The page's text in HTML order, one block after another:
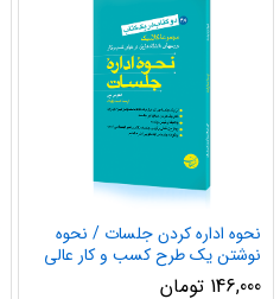
نحوه اداره کردن جلسات / نحوه
نوشتن یک طرح کسب و کار عالی
146,000 تومان